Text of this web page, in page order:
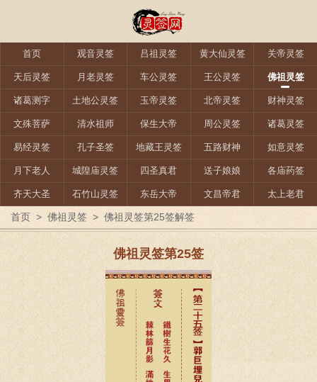
首页 观音灵签 吕祖灵签 黄大仙灵签 关帝灵签
天后灵签 月老灵签 车公灵签 王公灵签 佛祖灵签
诸葛测字 土地公灵签 玉帝灵签 北帝灵签 财神灵签
文殊菩萨 清水祖师 保生大帝 周公灵签 诸葛灵签
易经灵签 孔子圣签 地藏王灵签 五路财神 如意灵签
月下老人 城隍庙灵签 四圣真君 送子娘娘 各庙药签
齐天大圣 石竹山灵签 东岳大帝 文昌帝君 太上老君
首页 > 佛祖灵签 > 佛祖灵签第25签解签
佛祖灵签第25签